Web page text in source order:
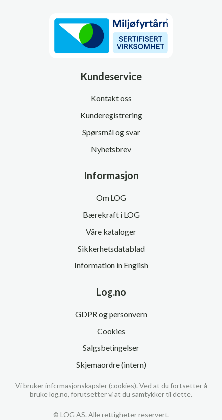
Kundeservice
Kontakt oss
Kunderegistrering
Spørsmål og svar
Nyhetsbrev
Informasjon
Om LOG
Bærekraft i LOG
Våre kataloger
Sikkerhetsdatablad
Information in English
Log.no
GDPR og personvern
Cookies
Salgsbetingelser
Skjemaordre (intern)
© LOG AS. Alle rettigheter reservert.
Vi bruker informasjonskapsler (cookies). Ved at du fortsetter å
bruke log.no, forutsetter vi at du samtykker til dette.